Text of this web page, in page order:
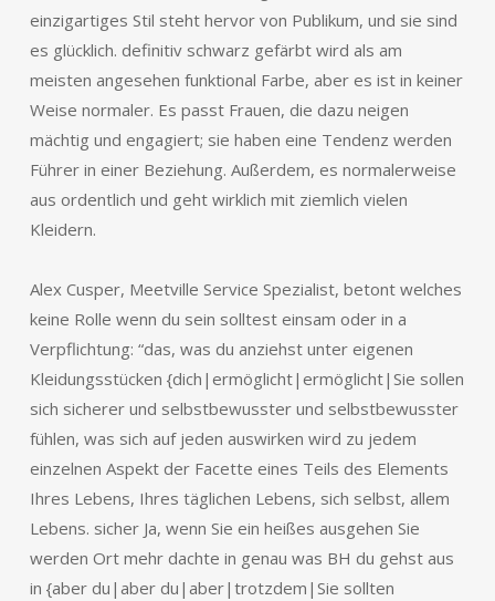
einzigartiges Stil steht hervor von Publikum, und sie sind
es glücklich. definitiv schwarz gefärbt wird als am
meisten angesehen funktional Farbe, aber es ist in keiner
Weise normaler. Es passt Frauen, die dazu neigen
mächtig und engagiert; sie haben eine Tendenz werden
Führer in einer Beziehung. Außerdem, es normalerweise
aus ordentlich und geht wirklich mit ziemlich vielen
Kleidern.
Alex Cusper, Meetville Service Spezialist, betont welches
keine Rolle wenn du sein solltest einsam oder in a
Verpflichtung: “das, was du anziehst unter eigenen
Kleidungsstücken {dich|ermöglicht|ermöglicht|Sie sollen
sich sicherer und selbstbewusster und selbstbewusster
fühlen, was sich auf jeden auswirken wird zu jedem
einzelnen Aspekt der Facette eines Teils des Elements
Ihres Lebens, Ihres täglichen Lebens, sich selbst, allem
Lebens. sicher Ja, wenn Sie ein heißes ausgehen Sie
werden Ort mehr dachte in genau was BH du gehst aus
in {aber du|aber du|aber|trotzdem|Sie sollten